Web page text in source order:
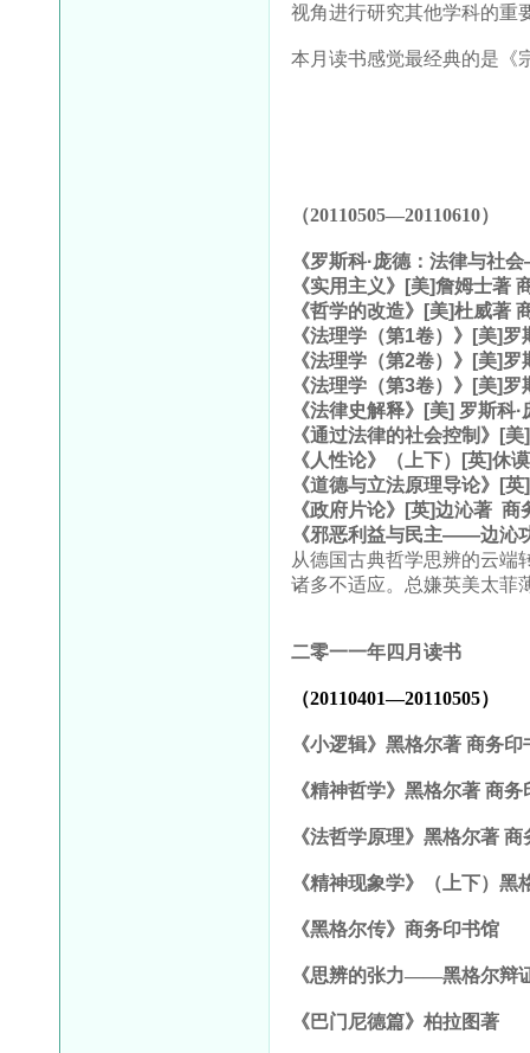
视角进行研究其他学科的重
本月读书感觉最经典的是《
（20110505—20110610）
《罗斯科·庞德：法律与社
《实用主义》[美]詹姆士著
《哲学的改造》[美]杜威著
《法理学（第1卷）》[美]
《法理学（第2卷）》[美]
《法理学（第3卷）》[美]
《法律史解释》[美] 罗斯科
《通过法律的社会控制》[
《人性论》（上下）[英]休
《道德与立法原理导论》[
《政府片论》[英]边沁著 商
《邪恶利益与民主——边沁
从德国古典哲学思辨的云端
诸多不适应。总嫌英美太菲
二零一一年四月读书
（20110401—20110505）
《小逻辑》黑格尔著 商务印
《精神哲学》黑格尔著 商务
《法哲学原理》黑格尔著 商
《精神现象学》（上下）黑
《黑格尔传》商务印书馆
《思辨的张力——黑格尔辩
《巴门尼德篇》柏拉图著